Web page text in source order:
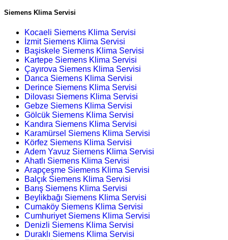
Siemens Klima Servisi
Kocaeli Siemens Klima Servisi
İzmit Siemens Klima Servisi
Başiskele Siemens Klima Servisi
Kartepe Siemens Klima Servisi
Çayırova Siemens Klima Servisi
Darıca Siemens Klima Servisi
Derince Siemens Klima Servisi
Dilovası Siemens Klima Servisi
Gebze Siemens Klima Servisi
Gölcük Siemens Klima Servisi
Kandıra Siemens Klima Servisi
Karamürsel Siemens Klima Servisi
Körfez Siemens Klima Servisi
Adem Yavuz Siemens Klima Servisi
Ahatlı Siemens Klima Servisi
Arapçeşme Siemens Klima Servisi
Balçık Siemens Klima Servisi
Barış Siemens Klima Servisi
Beylikbağı Siemens Klima Servisi
Cumaköy Siemens Klima Servisi
Cumhuriyet Siemens Klima Servisi
Denizli Siemens Klima Servisi
Duraklı Siemens Klima Servisi